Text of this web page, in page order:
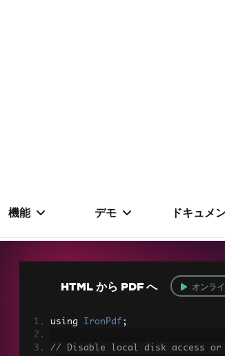
機能 デモ ドキュメ
HTML から PDF へ オンラ
using IronPdf ;
// Disable local disk access or